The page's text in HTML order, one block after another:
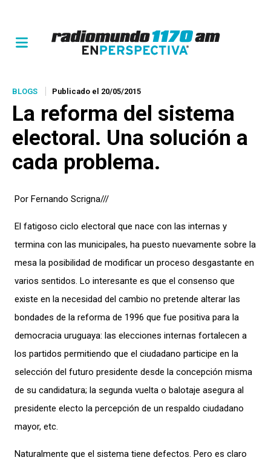
BLOGS Publicado el 20/05/2015
La reforma del sistema
electoral. Una solución a
cada problema.
Por Fernando Scrigna///
El fatigoso ciclo electoral que nace con las internas y
termina con las municipales, ha puesto nuevamente sobre la
mesa la posibilidad de modificar un proceso desgastante en
varios sentidos. Lo interesante es que el consenso que
existe en la necesidad del cambio no pretende alterar las
bondades de la reforma de 1996 que fue positiva para la
democracia uruguaya: las elecciones internas fortalecen a
los partidos permitiendo que el ciudadano participe en la
selección del futuro presidente desde la concepción misma
de su candidatura; la segunda vuelta o balotaje asegura al
presidente electo la percepción de un respaldo ciudadano
mayor, etc.
Naturalmente que el sistema tiene defectos. Pero es claro